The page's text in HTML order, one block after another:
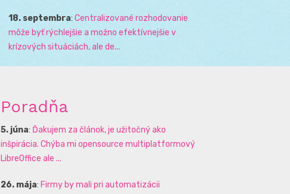
18. septembra: Centralizované rozhodovanie
môže byť rýchlejšie a možno efektívnejšie v
krízových situáciách, ale de...
Poradňa
5. júna: Ďakujem za článok, je užitočný ako
inšpirácia. Chýba mi opensource multiplatformový
LibreOffice ale ...
26. mája: Firmy by mali pri automatizácii